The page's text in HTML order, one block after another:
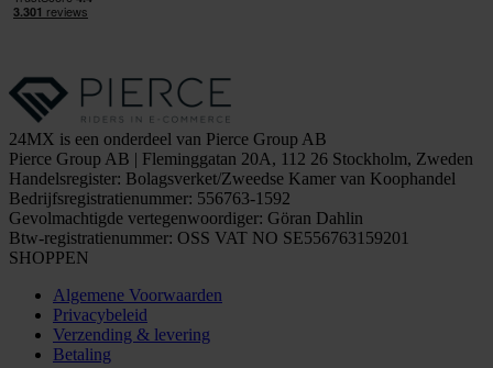
24MX is een onderdeel van Pierce Group AB
Pierce Group AB | Fleminggatan 20A, 112 26 Stockholm, Zweden
Handelsregister: Bolagsverket/Zweedse Kamer van Koophandel
Bedrijfsregistratienummer: 556763-1592
Gevolmachtigde vertegenwoordiger: Göran Dahlin
Btw-registratienummer: OSS VAT NO SE556763159201
SHOPPEN
Algemene Voorwaarden
Privacybeleid
Verzending & levering
Betaling